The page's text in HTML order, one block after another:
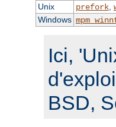
Unix
prefork,
Windows
Ici,
BSD,